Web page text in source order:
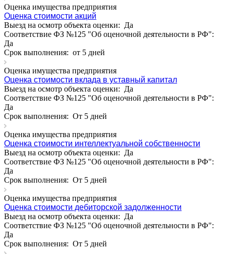
Оценка имущества предприятия
Оценка стоимости акций
Выезд на осмотр объекта оценки: Да
Соответствие ФЗ №125 "Об оценочной деятельности в РФ":
Да
Срок выполнения: от 5 дней
Оценка имущества предприятия
Оценка стоимости вклада в уставный капитал
Выезд на осмотр объекта оценки: Да
Соответствие ФЗ №125 "Об оценочной деятельности в РФ":
Да
Срок выполнения: От 5 дней
Оценка имущества предприятия
Оценка стоимости интеллектуальной собственности
Выезд на осмотр объекта оценки: Да
Соответствие ФЗ №125 "Об оценочной деятельности в РФ":
Да
Срок выполнения: От 5 дней
Оценка имущества предприятия
Оценка стоимости дебиторской задолженности
Выезд на осмотр объекта оценки: Да
Соответствие ФЗ №125 "Об оценочной деятельности в РФ":
Да
Срок выполнения: От 5 дней
Например:Барнаул
Абакан
Абдулино
Абинск
Азов
Аксай
Алушта
Альметьевск
Анапа
Ангарск
Анжеро-Судженск
Апатиты
Апрелевка
Арамиль
Арзамас
Архангельск
Асбест
Асино
Астрахань
Ахтубинск
Ачинск
Аша